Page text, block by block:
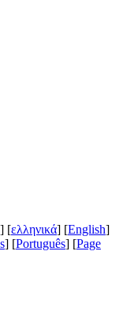
] [ελληνικά] [English]
] [Português] [Page